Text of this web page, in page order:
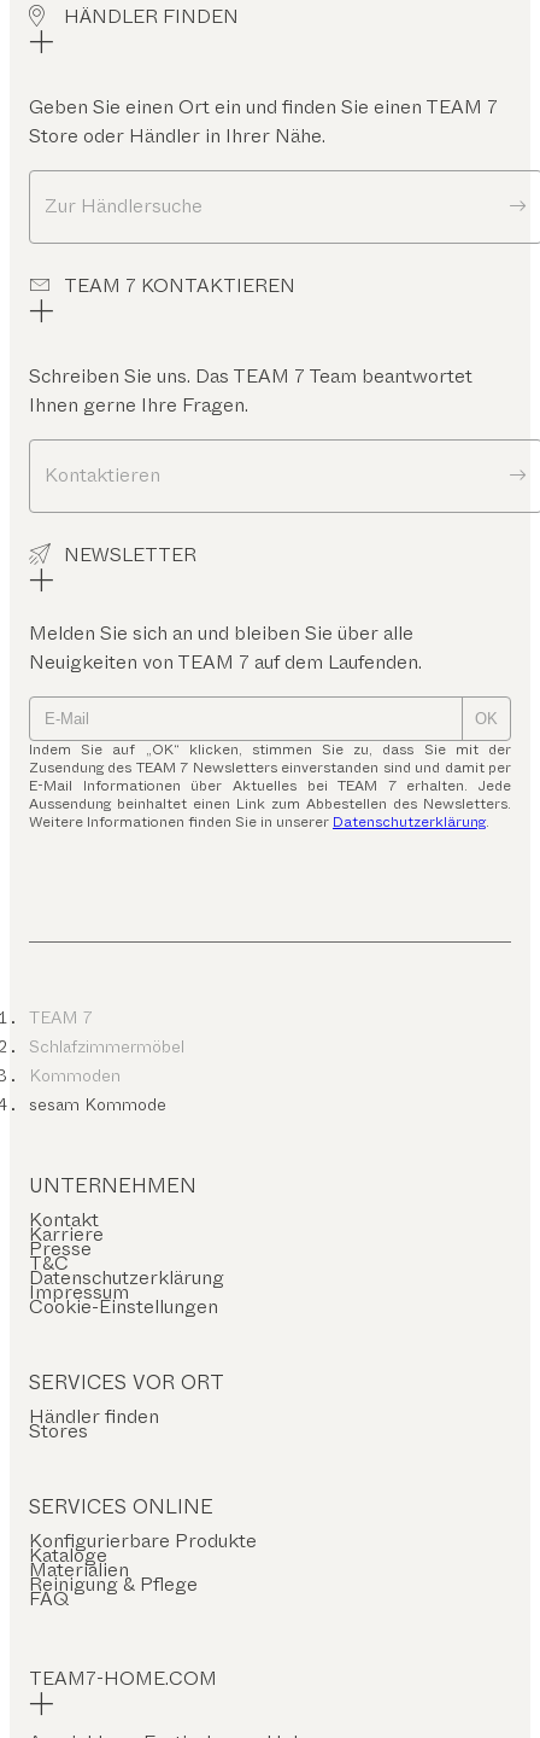
HÄNDLER FINDEN
Geben Sie einen Ort ein und finden Sie einen TEAM 7
Store oder Händler in Ihrer Nähe.
Zur Händlersuche
TEAM 7 KONTAKTIEREN
Schreiben Sie uns. Das TEAM 7 Team beantwortet
Ihnen gerne Ihre Fragen.
Kontaktieren
NEWSLETTER
Melden Sie sich an und bleiben Sie über alle
Neuigkeiten von TEAM 7 auf dem Laufenden.
OK
Indem Sie auf „OK“ klicken, stimmen Sie zu, dass Sie mit der
Zusendung des TEAM 7 Newsletters einverstanden sind und damit per
E-Mail Informationen über Aktuelles bei TEAM 7 erhalten. Jede
Aussendung beinhaltet einen Link zum Abbestellen des Newsletters.
Weitere Informationen finden Sie in unserer Datenschutzerklärung.
TEAM 7
Schlafzimmermöbel
Kommoden
sesam Kommode
UNTERNEHMEN
Kontakt
Karriere
Presse
T&C
Datenschutzerklärung
Impressum
Cookie-Einstellungen
SERVICES VOR ORT
Händler finden
Stores
SERVICES ONLINE
Konfigurierbare Produkte
Kataloge
Materialien
Reinigung & Pflege
FAQ
TEAM7-HOME.COM